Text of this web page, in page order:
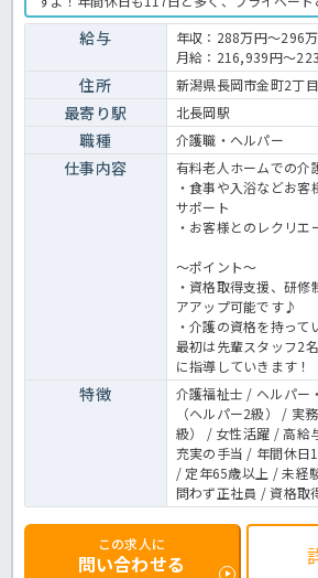
な環境になります☆定年が65歳で長く勤務す
降も条件面は変わらずに働けるので安心の職
方は是非ほっ介護までお問い合わせください
護業務全般です。＜介護職 正職員 有料老
給与
年収：288万円～296
月給：216,939円～
住所 新潟県長岡市金町2丁
最寄り駅 北長岡駅
職種 介護職・ヘルパー
仕事内容
有料老人ホームでの介
・食事や入浴などお客
サポート
・お客様とのレクリエ
～ポイント～
・資格取得支援、研修
アアップ可能です♪
・介護の資格を持って
最初は先輩スタッフ2
に指導していきます！
特徴
介護福祉士 / ヘルパー
（ヘルパー2級） / 実
級） / 女性活躍 / 高給
充実の手当 / 年間休日
/ 定年65歳以上 / 未経
問わず正社員 / 資格取
この求人に
問い合わせる